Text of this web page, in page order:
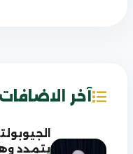
آخر الاضافات
يتمدد